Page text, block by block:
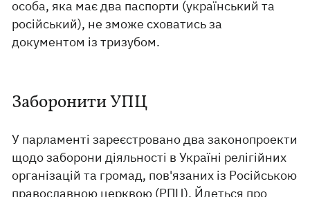
особа, яка має два паспорти (український та
російський), не зможе сховатись за
документом із тризубом.
Заборонити УПЦ
У парламенті зареєстровано два законопроекти
щодо заборони діяльності в Україні релігійних
організацій та громад, пов'язаних із Російською
православною церквою (РПЦ). Йдеться про